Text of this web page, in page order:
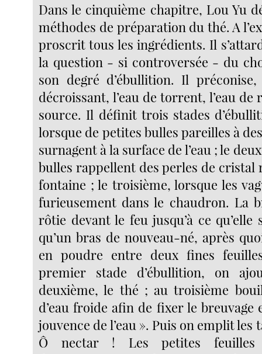
Dans le cinquième chapitre, Lou Yu
méthodes de préparation du thé. A
proscrit tous les ingrédients. Il
la question - si controversée - du
son degré d’ébullition. Il
décroissant, l’eau de torrent, l’eau de
source. Il définit trois stades
lorsque de petites bulles pareilles à
surnagent à la surface de l’eau ; le
bulles rappellent des perles de cristal
fontaine ; le troisième, lorsque les
furieusement dans le chaudron. La
rôtie devant le feu jusqu’à ce
qu’un bras de nouveau-né, après
en poudre entre deux fines
premier stade d’ébullition, on
deuxième, le thé ; au troisième
d’eau froide afin de fixer le breuvage
jouvence de l’eau ». Puis on emplit les
Ô nectar ! Les petites feuilles